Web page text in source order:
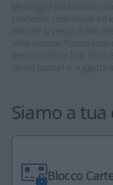
Messaggio pubblicitario
condizioni contrattuali
indicate si prega di fare
nella sezione
presso tutte le filiali della
servizi bancari è soggetta
Siamo a
Blocco